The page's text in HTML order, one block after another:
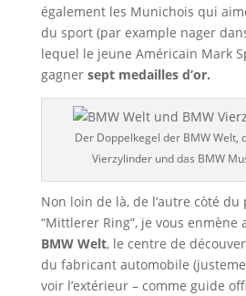
également les Munichois qui
du sport (par example nager
lequel le jeune Américain Mark
gagner sept medailles d’or.
Der Doppelkegel der BMW Welt,
Vierzylinder und das BMW
Non loin de là, de l’autre còté
“Mittlerer Ring”, je vous enmène
BMW Welt, le centre de
du fabricant automobile
voir l’extérieur – comme guide